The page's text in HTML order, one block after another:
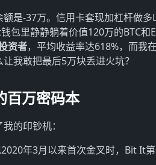
是-37万。信用卡套现加杠杆做
包里静静躺着价值120万的BTC
资者，平均收益率达618%，而我
我敢把最后5万块丢进火坑？
百万密码本
的印钞机：
年3月以来首次金叉时，Bit It